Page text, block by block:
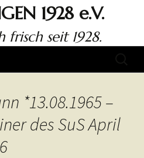
1928 e.V.
frisch seit 1928.
*13.08.1965 –
des SuS April